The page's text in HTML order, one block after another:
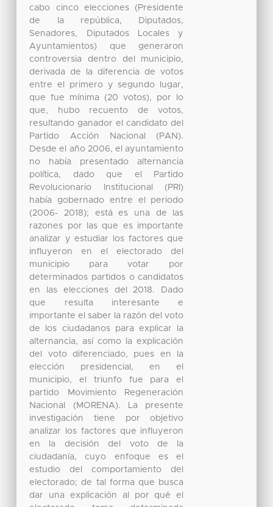
cabo cinco elecciones (Presidente
de la república, Diputados,
Senadores, Diputados Locales y
Ayuntamientos) que generaron
controversia dentro del municipio,
derivada de la diferencia de votos
entre el primero y segundo lugar,
que fue mínima (20 votos), por lo
que, hubo recuento de votos,
resultando ganador el candidato del
Partido Acción Nacional (PAN).
Desde el año 2006, el ayuntamiento
no había presentado alternancia
política, dado que el Partido
Revolucionario Institucional (PRI)
había gobernado entre el periodo
(2006- 2018); está es una de las
razones por las que es importante
analizar y estudiar los factores que
influyeron en el electorado del
municipio para votar por
determinados partidos o candidatos
en las elecciones del 2018. Dado
que resulta interesante e
importante el saber la razón del voto
de los ciudadanos para explicar la
alternancia, así como la explicación
del voto diferenciado, pues en la
elección presidencial, en el
municipio, el triunfo fue para el
partido Movimiento Regeneración
Nacional (MORENA). La presente
investigación tiene por objetivo
analizar los factores que influyeron
en la decisión del voto de la
ciudadanía, cuyo enfoque es el
estudio del comportamiento del
electorado; de tal forma que busca
dar una explicación al por qué el